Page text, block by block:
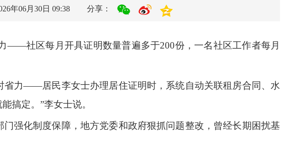
年06月30日 09:38 分享：
——社区每月开具证明数量普遍多于200份，一名社区工作者每月
省力——居民李女士办理居住证明时，系统自动关联租房合同、水
搞定。”李女士说。
强化制度保障，地方党委和政府狠抓问题整改，曾经长期困扰基